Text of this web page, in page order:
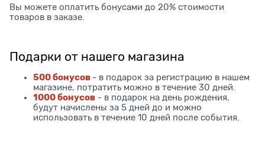
Вы можете оплатить бонусами до 20% стоимости
товаров в заказе.
Подарки от нашего магазина
500 бонусов - в подарок за регистрацию в нашем
магазине, потратить можно в течение 30 дней.
1000 бонусов - в подарок на день рождения,
будут начислены за 5 дней до и можно
использовать в течение 10 дней после события.